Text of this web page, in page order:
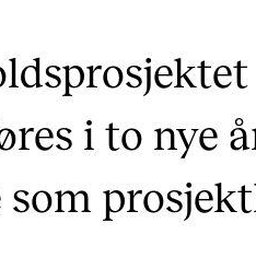
i to nye
som